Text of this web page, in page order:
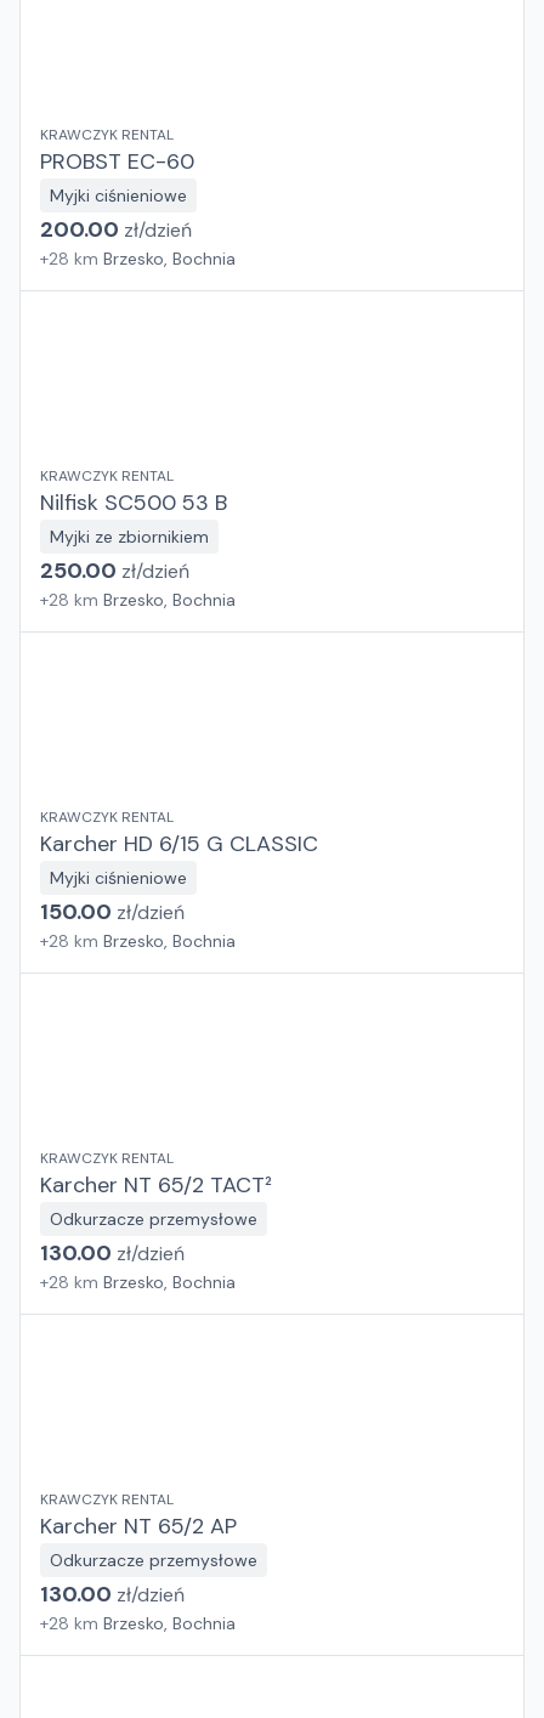
KRAWCZYK RENTAL
PROBST EC-60
Myjki ciśnieniowe
200.00 zł/dzień
+28 km Brzesko, Bochnia
KRAWCZYK RENTAL
Nilfisk SC500 53 B
Myjki ze zbiornikiem
250.00 zł/dzień
+28 km Brzesko, Bochnia
KRAWCZYK RENTAL
Karcher HD 6/15 G CLASSIC
Myjki ciśnieniowe
150.00 zł/dzień
+28 km Brzesko, Bochnia
KRAWCZYK RENTAL
Karcher NT 65/2 TACT²
Odkurzacze przemysłowe
130.00 zł/dzień
+28 km Brzesko, Bochnia
KRAWCZYK RENTAL
Karcher NT 65/2 AP
Odkurzacze przemysłowe
130.00 zł/dzień
+28 km Brzesko, Bochnia